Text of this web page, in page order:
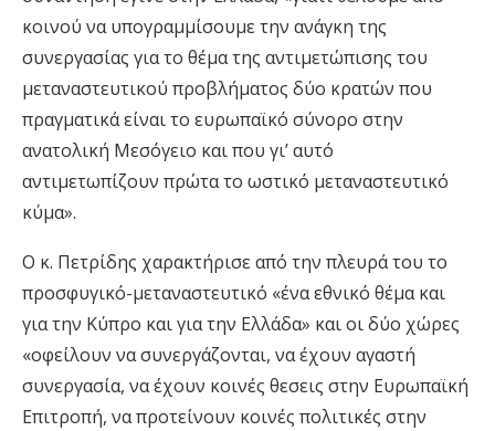
κοινού να υπογραμμίσουμε την ανάγκη της
συνεργασίας για το θέμα της αντιμετώπισης του
μεταναστευτικού προβλήματος δύο κρατών που
πραγματικά είναι το ευρωπαϊκό σύνορο στην
ανατολική Μεσόγειο και που γι’ αυτό
αντιμετωπίζουν πρώτα το ωστικό μεταναστευτικό
κύμα».
Ο κ. Πετρίδης χαρακτήρισε από την πλευρά του το
προσφυγικό-μεταναστευτικό «ένα εθνικό θέμα και
για την Κύπρο και για την Ελλάδα» και οι δύο χώρες
«οφείλουν να συνεργάζονται, να έχουν αγαστή
συνεργασία, να έχουν κοινές θεσεις στην Ευρωπαϊκή
Επιτροπή, να προτείνουν κοινές πολιτικές στην